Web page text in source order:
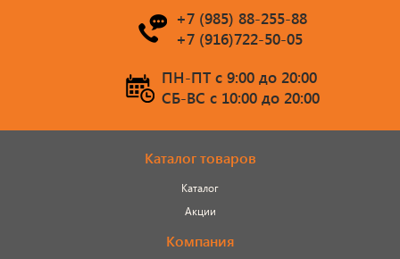
+7 (985) 88-255-88
+7 (916)722-50-05
ПН-ПТ c 9:00 до 20:00
СБ-ВС c 10:00 до 20:00
Каталог товаров
Каталог
Акции
Компания